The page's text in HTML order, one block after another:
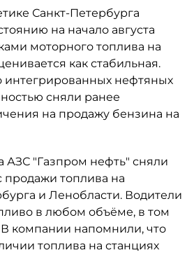
Санкт-Петербурга
на начало августа
моторного топлива на
как стабильная.
интегрированных нефтяных
сняли ранее
на продажу бензина на
АЗС "Газпром нефть" сняли
продажи топлива на
и Ленобласти. Водители
в любом объёме, в том
компании напомнили, что
топлива на станциях